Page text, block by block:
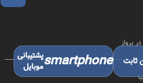
پرواز
ثابت smartphoneپشتیبانی
موبایل